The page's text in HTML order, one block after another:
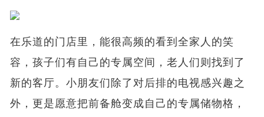
在乐道的门店里，能很高频的看到全家人的笑
容，孩子们有自己的专属空间，老人们则找到了
新的客厅。小朋友们除了对后排的电视感兴趣之
外，更是愿意把前备舱变成自己的专属储物格，